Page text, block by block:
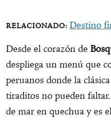
Destino
Desde el corazón de
despliega un menú que
peruanos donde la
tiraditos no pueden faltar.
de mar en quechua y es